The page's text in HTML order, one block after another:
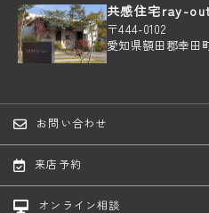
共感住宅ray-
〒444-0102
愛知県額田郡幸田
お問い合わせ
来店予約
オンライン相談